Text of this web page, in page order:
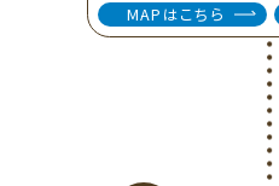
MAPはこちら